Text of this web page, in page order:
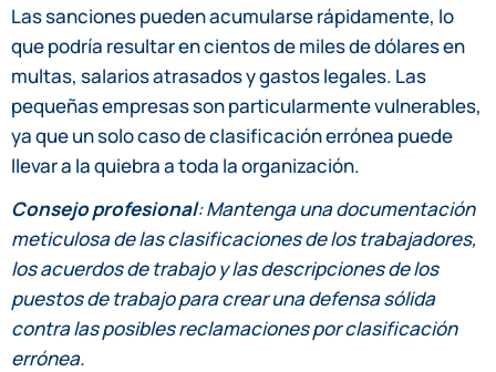
Las sanciones pueden acumularse rápidamente, lo
que podría resultar en cientos de miles de dólares en
multas, salarios atrasados y gastos legales. Las
pequeñas empresas son particularmente vulnerables,
ya que un solo caso de clasificación errónea puede
llevar a la quiebra a toda la organización.
Consejo profesional: Mantenga una documentación
meticulosa de las clasificaciones de los trabajadores,
los acuerdos de trabajo y las descripciones de los
puestos de trabajo para crear una defensa sólida
contra las posibles reclamaciones por clasificación
errónea.